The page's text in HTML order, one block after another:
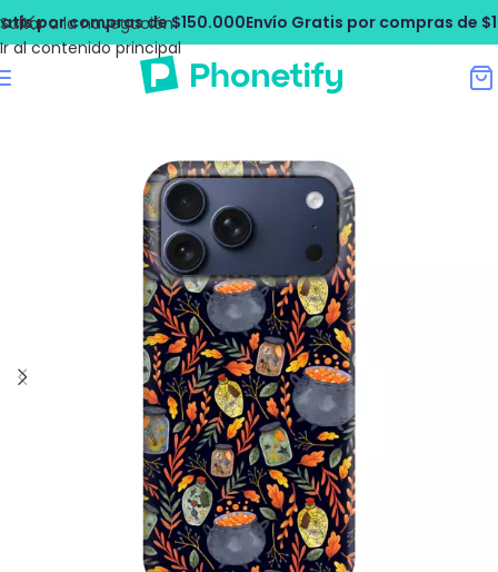
Saltar a la navegación
Ir al contenido principal
compras de $150.000Envío Gratis por compras de